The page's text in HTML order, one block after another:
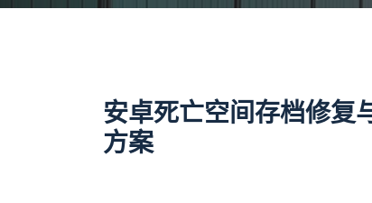
安卓死亡空间存档修复
方案